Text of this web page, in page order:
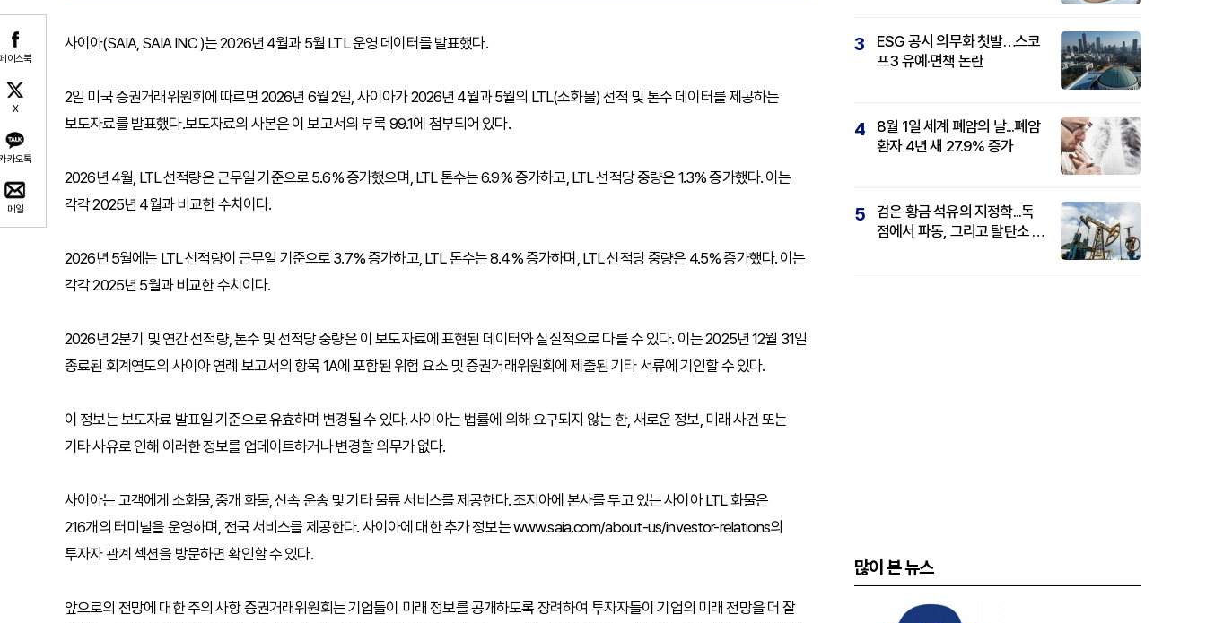
이스북
X
카오톡
메일
사이아(SAIA, SAIA INC )는 2026년 4월과 5월 LTL 운영 데이터를 발표했다.
2일 미국 증권거래위원회에 따르면 2026년 6월 2일, 사이아가 2026년 4월과 5월의 LTL(소화물) 선적 및 톤수 데이터를 제공하는
보도자료를 발표했다.보도자료의 사본은 이 보고서의 부록 99.1에 첨부되어 있다.
2026년 4월, LTL 선적량은 근무일 기준으로 5.6% 증가했으며, LTL 톤수는 6.9% 증가하고, LTL 선적당 중량은 1.3% 증가했다. 이는
각각 2025년 4월과 비교한 수치이다.
2026년 5월에는 LTL 선적량이 근무일 기준으로 3.7% 증가하고, LTL 톤수는 8.4% 증가하며, LTL 선적당 중량은 4.5% 증가했다. 이는
각각 2025년 5월과 비교한 수치이다.
2026년 2분기 및 연간 선적량, 톤수 및 선적당 중량은 이 보도자료에 표현된 데이터와 실질적으로 다를 수 있다. 이는 2025년 12월 31일
종료된 회계연도의 사이아 연례 보고서의 항목 1A에 포함된 위험 요소 및 증권거래위원회에 제출된 기타 서류에 기인할 수 있다.
이 정보는 보도자료 발표일 기준으로 유효하며 변경될 수 있다. 사이아는 법률에 의해 요구되지 않는 한, 새로운 정보, 미래 사건 또는
기타 사유로 인해 이러한 정보를 업데이트하거나 변경할 의무가 없다.
사이아는 고객에게 소화물, 중개 화물, 신속 운송 및 기타 물류 서비스를 제공한다. 조지아에 본사를 두고 있는 사이아 LTL 화물은
216개의 터미널을 운영하며, 전국 서비스를 제공한다. 사이아에 대한 추가 정보는 www.saia.com/about-us/investor-relations의
투자자 관계 섹션을 방문하면 확인할 수 있다.
앞으로의 전망에 대한 주의 사항 증권거래위원회는 기업들이 미래 정보를 공개하도록 장려하여 투자자들이 기업의 미래 전망을 더 잘
3
ESG 공시 의무화 첫발…스코
프3 유예·면책 논란
4
8월 1일 세계 폐암의 날...폐암
환자 4년 새 27.9% 증가
5
검은 황금 석유의 지정학...독
점에서 파동, 그리고 탈탄소 패
많이 본 뉴스